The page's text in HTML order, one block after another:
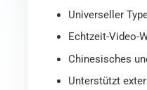
Universeller
Echtzeit-Video-
Chinesisches
Unterstützt